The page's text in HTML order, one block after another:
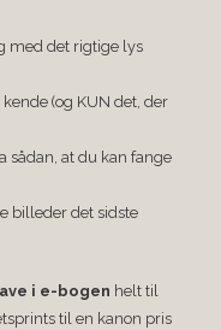
med det rigtige lys
(og KUN det, der
sådan, at du kan fange
billeder det sidste
i e-bogen helt til
til en kanon pris